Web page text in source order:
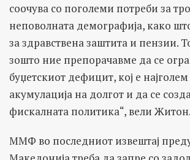
соочува со поголеми потреби за
неповолната демографија, како
за здравствена заштита и пензии.
зошто ние препорачавме да се
буџетскиот дефицит, кој е
акумулација на долгот и да се
фискалната политика“, вели Житон.
ММФ во последниот извештај